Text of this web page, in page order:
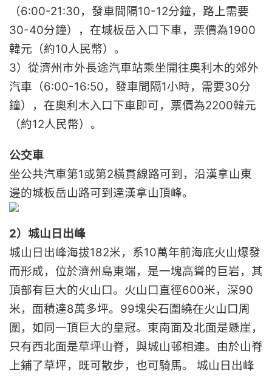
（6:00-21:30，發車間隔10-12分鐘，路上需要
30-40分鐘），在城板岳入口下車，票價為1900
韓元（約10人民幣）。
3）從濟州市外長途汽車站乘坐開往奧利木的郊外
汽車（6:00-16:50，發車間隔1小時，需要30分
鐘），在奧利木入口下車即可，票價為2200韓元
（約12人民幣）。
公交車
坐公共汽車第1或第2橫貫線路可到，沿漢拿山東
邊的城板岳山路可到達漢拿山頂峰。
2）城山日出峰
城山日出峰海拔182米，系10萬年前海底火山爆發
而形成，位於濟州島東端，是一塊高聳的巨岩，其
頂部有巨大的火山口。火山口直徑600米，深90
米，面積達8萬多坪。99塊尖石圍繞在火山口周
圍，如同一頂巨大的皇冠。東南面及北面是懸崖，
只有西北面是草坪山脊，與城山邨相連。由於山脊
上鋪了草坪，既可散步，也可騎馬。 城山日出峰